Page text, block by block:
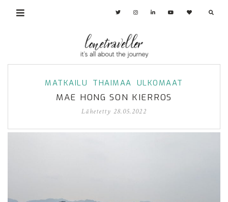
MATKAILU THAIMAA ULKOMAAT
MAE HONG SON KIERROS
Lähetetty 28.05.2022